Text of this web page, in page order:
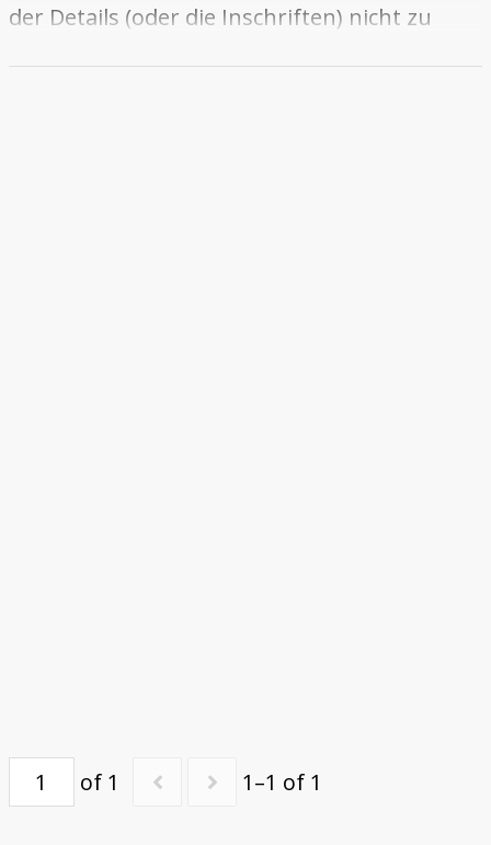
der Details (oder die Inschriften) nicht zu
of 1 1–1 of 1